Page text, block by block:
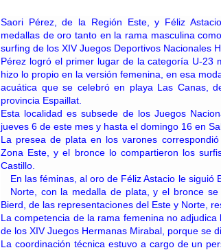
Saori Pérez, de la Región Este, y Féliz
medallas de oro tanto en la rama masculina
surfing de los XIV Juegos Deportivos Nacionales
Pérez logró el primer lugar de la categoría U-23
hizo lo propio en la versión femenina, en esa
acuática que se celebró en playa Las Canas,
provincia Espaillat.
Esta localidad es subsede de los Juegos
jueves 6 de este mes y hasta el domingo 16 en
La presea de plata en los varones
Zona Este, y el bronce lo compartieron los
Castillo.
En las féminas, al oro de Féliz Astacio le
Norte, con la medalla de plata, y el bronce
Bierd, de las representaciones del Este y Norte,
La competencia de la rama femenina no
de los XIV Juegos Hermanas Mirabal, porque se
La coordinación técnica estuvo a cargo de un